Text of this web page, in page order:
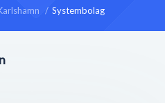
Systembolag